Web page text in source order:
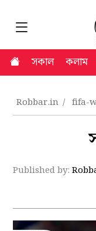
সকাল কলাম
Robbar.in fifa-
Published by: